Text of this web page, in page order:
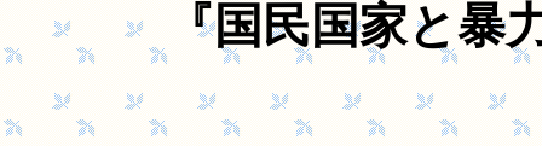
『国民国家と暴